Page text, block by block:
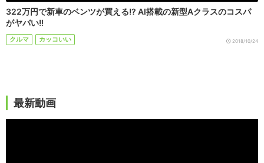
322万円で新車のベンツが買える!? AI搭載の新型Aクラスのコスパ
がヤバい!!
クルマ カッコいい 2018/10/24
最新動画